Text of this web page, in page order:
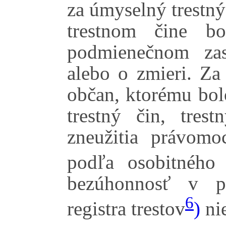
za úmyselný
trestnom čine
podmienečnom
alebo o zmieri. Za
občan, ktorému
trestný čin,
zneužitia
podľa osobitného
bezúhonnosť v
registra trestov6)